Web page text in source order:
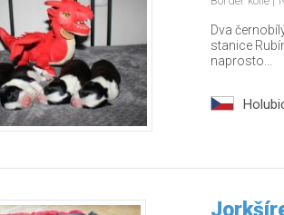
Dva
stanice
naprosto...